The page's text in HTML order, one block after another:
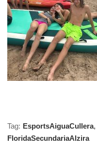
Tag: EsportsAiguaCullera,
FloridaSecundariaAlzira